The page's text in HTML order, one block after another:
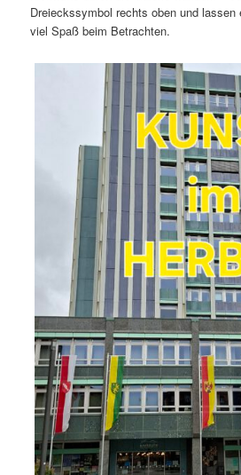
Dreieckssymbol rechts oben und lassen
viel Spaß beim Betrachten.